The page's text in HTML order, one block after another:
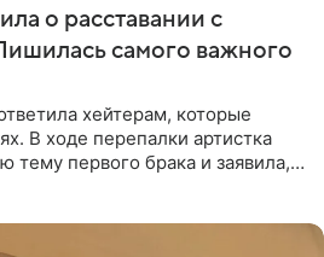
о расставании с
самого важного
хейтерам, которые
В ходе перепалки артистка
тему первого брака и заявила,